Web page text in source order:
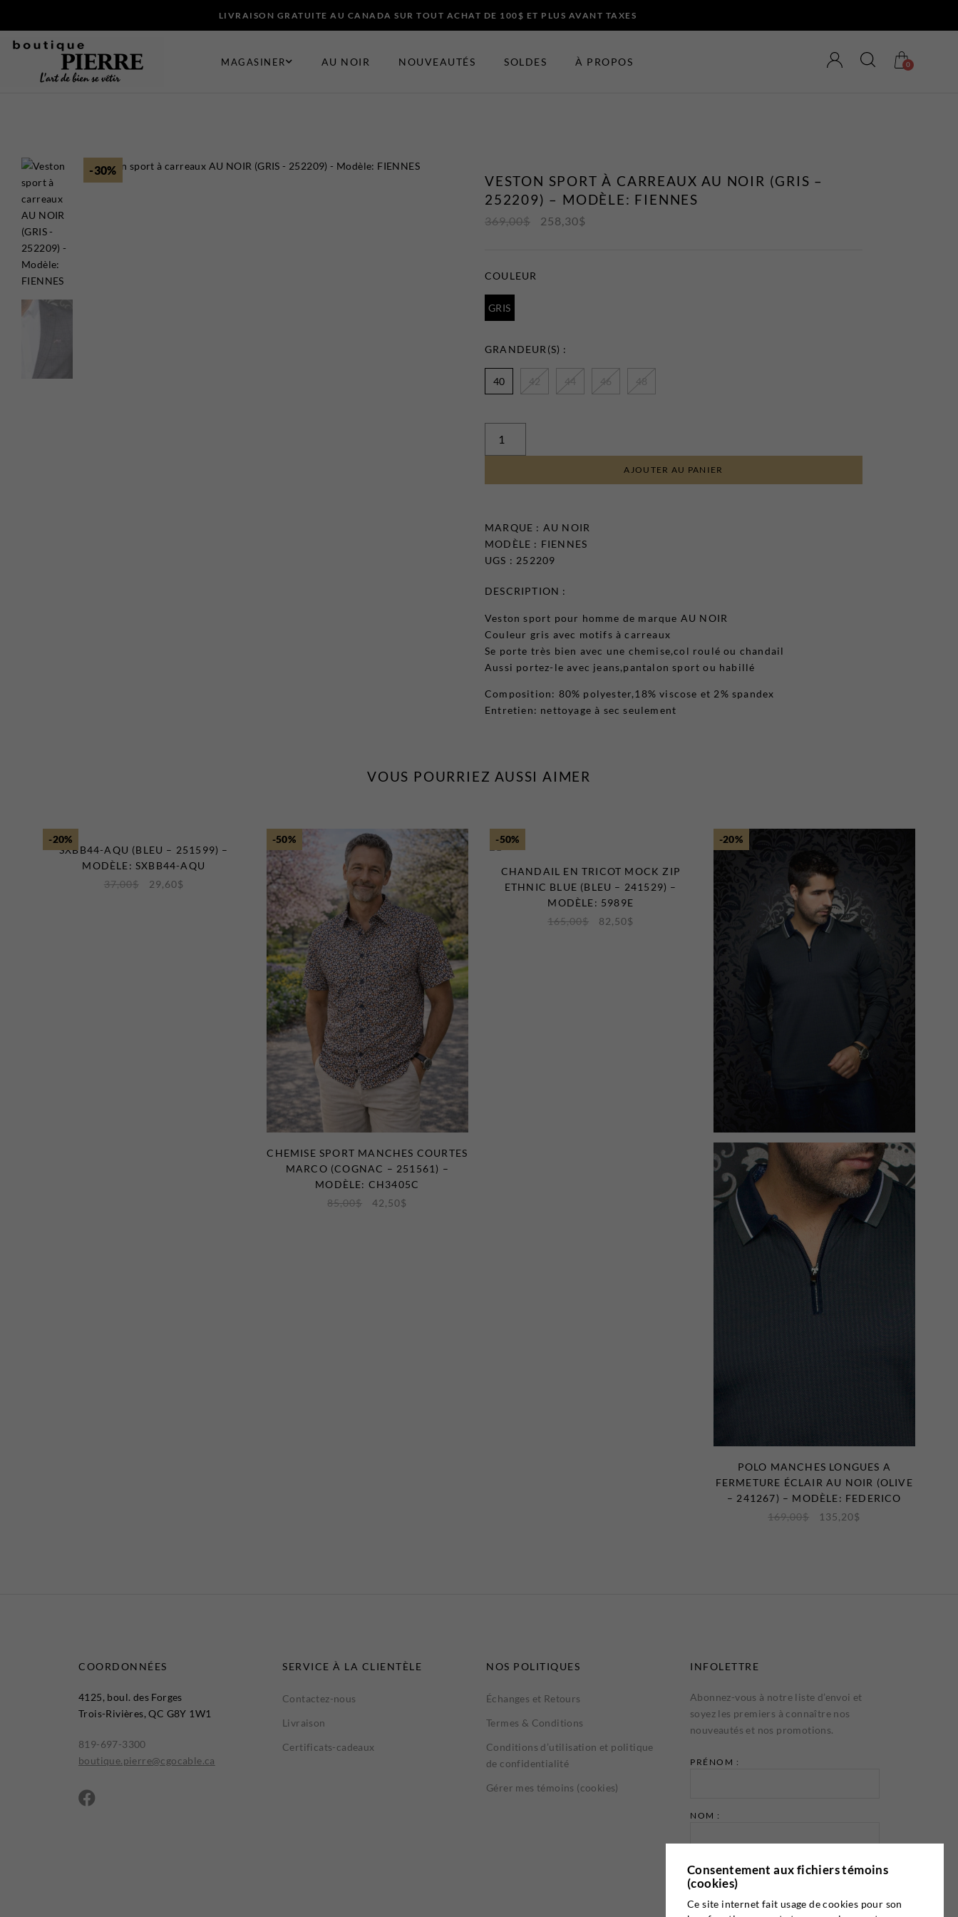
LIVRAISON GRATUITE AU CANADA SUR TOUT ACHAT DE 100$ ET PLUS AVANT TAXES
MAGASINER
Bermudas
Chandails et Cardigans
Chemises
Maillots de Bain
Manteaux
Pantalons
Nouveautés
Soldes
Certificats-cadeaux
AU NOIR NOUVEAUTÉS SOLDES À PROPOS 0
-30%
VESTON SPORT À CARREAUX AU NOIR (GRIS –
252209) – MODÈLE: FIENNES
369,00$ 258,30$
COULEUR
GRIS
GRANDEUR(S) :
40 42 44 46 48
AJOUTER AU PANIER
MARQUE : AU NOIR
MODÈLE : FIENNES
UGS : 252209
DESCRIPTION :
Veston sport pour homme de marque AU NOIR
Couleur gris avec motifs à carreaux
Se porte très bien avec une chemise,col roulé ou chandail
Aussi portez-le avec jeans,pantalon sport ou habillé
Composition: 80% polyester,18% viscose et 2% spandex
Entretien: nettoyage à sec seulement
VOUS POURRIEZ AUSSI AIMER
-20%
SXBB44-AQU (BLEU – 251599) –
MODÈLE: SXBB44-AQU
37,00$ 29,60$
-50%
CHEMISE SPORT MANCHES COURTES
MARCO (COGNAC – 251561) –
MODÈLE: CH3405C
85,00$ 42,50$
-50%
CHANDAIL EN TRICOT MOCK ZIP
ETHNIC BLUE (BLEU – 241529) –
MODÈLE: 5989E
165,00$ 82,50$
-20%
POLO MANCHES LONGUES A
FERMETURE ÉCLAIR AU NOIR (OLIVE
– 241267) – MODÈLE: FEDERICO
169,00$ 135,20$
COORDONNÉES
4125, boul. des Forges
Trois-Rivières, QC G8Y 1W1
819-697-3300
boutique.pierre@cgocable.ca
SERVICE À LA CLIENTÈLE
Contactez-nous
Livraison
Certificats-cadeaux
NOS POLITIQUES
Échanges et Retours
Termes & Conditions
Conditions d’utilisation et politique
de confidentialité
Gérer mes témoins (cookies)
INFOLETTRE
Abonnez-vous à notre liste d’envoi et
soyez les premiers à connaître nos
nouveautés et nos promotions.
PRÉNOM :
NOM :
ADRESSE COURRIEL :
Consentement aux fichiers témoins
(cookies)
Ce site internet fait usage de cookies pour son